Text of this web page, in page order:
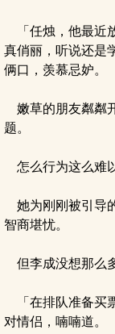
「任烛，他最近
真俏丽，听说还是
俩口，羡慕忌妒。
嫩草的朋友粼粼
题。
怎么行为这么难
她为刚刚被引导
智商堪忧。
但李成没想那么
「在排队准备买
对情侣，喃喃道。